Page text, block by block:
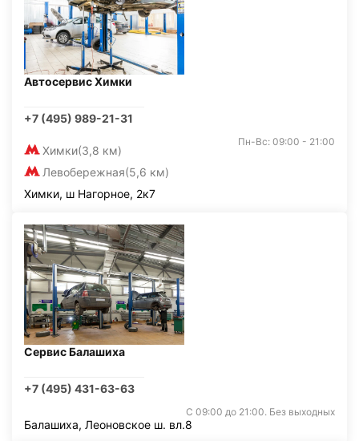
Автосервис Химки
+7 (495) 989-21-31
Химки(3,8 км)
Левобережная(5,6 км)
Пн-Вс: 09:00 - 21:00
Химки, ш Нагорное, 2к7
Сервис Балашиха
+7 (495) 431-63-63
С 09:00 до 21:00. Без выходных
Балашиха, Леоновское ш. вл.8